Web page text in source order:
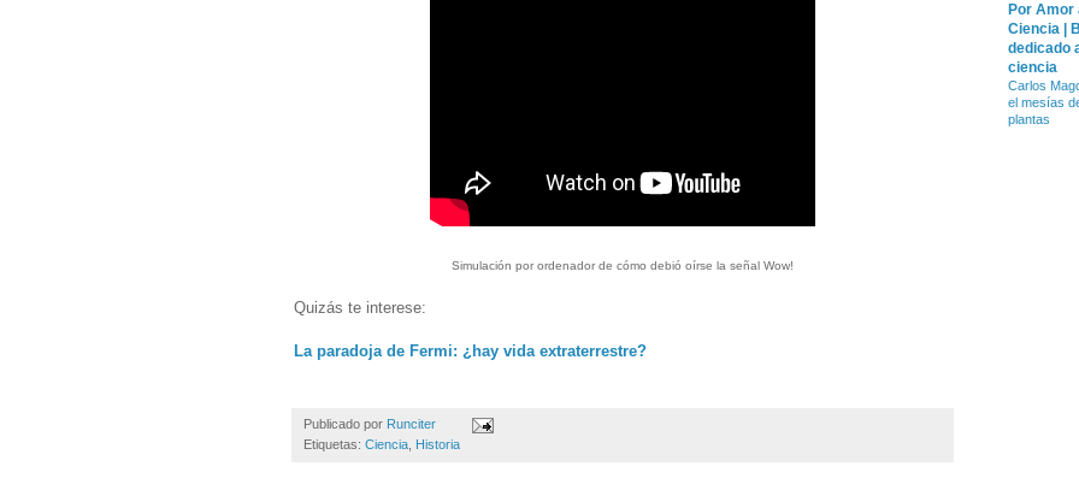
Simulación por ordenador de cómo debió oírse la señal Wow!
Quizás te interese:
La paradoja de Fermi: ¿hay vida extraterrestre?
Publicado por Runciter
Etiquetas: Ciencia Historia
Por Amor
Ciencia |
dedicado
ciencia
Carlos
el mesías
plantas